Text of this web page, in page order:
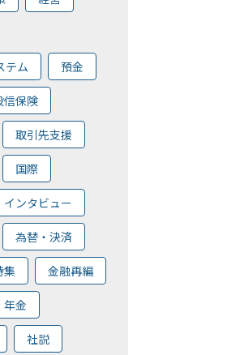
テム 預金
信保険
取引先支援
国際
インタビュー
為替・決済
集 金融再編
年金
社説